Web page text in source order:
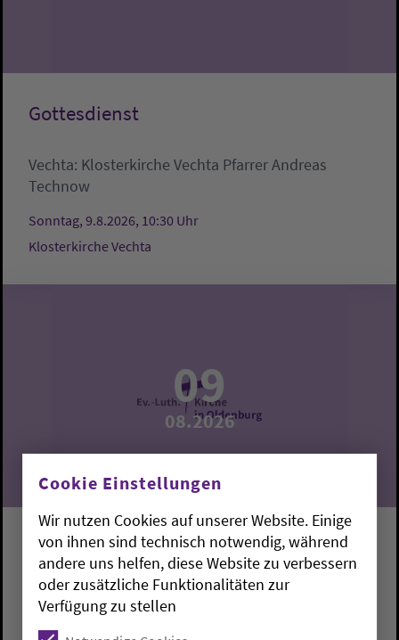
Gottesdienst
Vechta: Klosterkirche Vechta Pfarrer Andreas
Technow
Sonntag, 9.8.2026, 10:30 Uhr
Klosterkirche Vechta
09
08.2026
Sommerkirche
Brake:Paul-Gerhardt-Haus
Sonntag, 9.8.2026, 10:30 Uhr
Cookie Einstellungen
Wir nutzen Cookies auf unserer Website. Einige
von ihnen sind technisch notwendig, während
andere uns helfen, diese Website zu verbessern
oder zusätzliche Funktionalitäten zur
Verfügung zu stellen